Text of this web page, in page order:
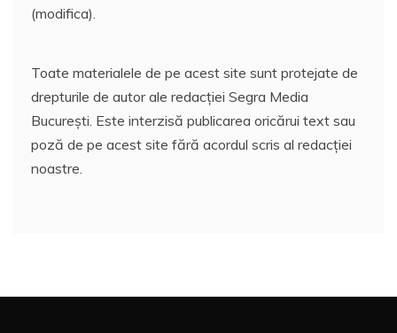
(modifica).
Toate materialele de pe acest site sunt protejate de
drepturile de autor ale redacției Segra Media
București. Este interzisă publicarea oricărui text sau
poză de pe acest site fără acordul scris al redacției
noastre.